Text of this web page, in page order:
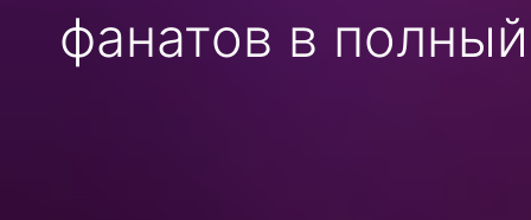
фанатов в